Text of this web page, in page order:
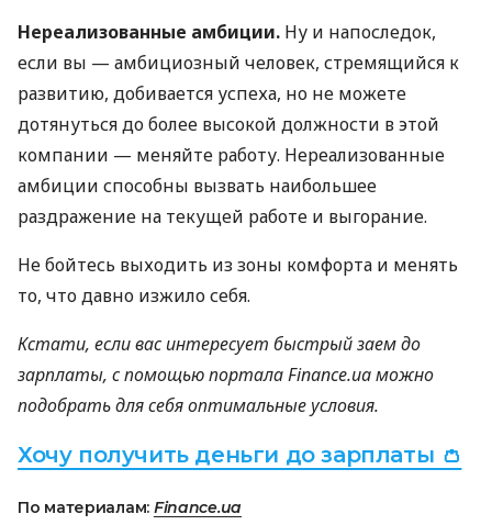
Нереализованные амбиции. Ну и напоследок,
если вы — амбициозный человек, стремящийся к
развитию, добивается успеха, но не можете
дотянуться до более высокой должности в этой
компании — меняйте работу. Нереализованные
амбиции способны вызвать наибольшее
раздражение на текущей работе и выгорание.
Не бойтесь выходить из зоны комфорта и менять
то, что давно изжило себя.
Кстати, если вас интересует быстрый заем до
зарплаты, с помощью портала Finance.ua можно
подобрать для себя оптимальные условия.
Хочу получить деньги до зарплаты 👛
По материалам: Finance.ua